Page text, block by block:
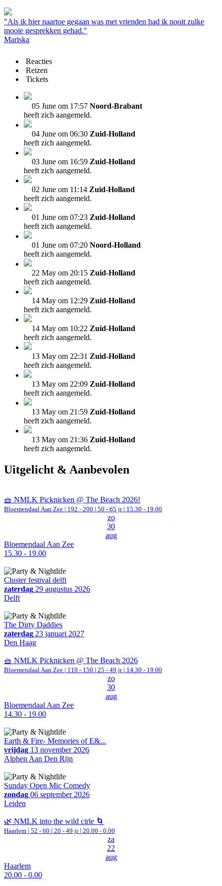
"Als ik hier naartoe gegaan was met vrienden had ik nooit zulke
mooie gesprekken gehad."
Mariska
Reacties
Reizen
Tickets
05 June om 17:57 Noord-Brabant
heeft zich aangemeld.
04 June om 06:30 Zuid-Holland
heeft zich aangemeld.
03 June om 16:59 Zuid-Holland
heeft zich aangemeld.
02 June om 11:14 Zuid-Holland
heeft zich aangemeld.
01 June om 07:23 Zuid-Holland
heeft zich aangemeld.
01 June om 07:20 Noord-Holland
heeft zich aangemeld.
22 May om 20:15 Zuid-Holland
heeft zich aangemeld.
14 May om 12:29 Zuid-Holland
heeft zich aangemeld.
14 May om 10:22 Zuid-Holland
heeft zich aangemeld.
13 May om 22:31 Zuid-Holland
heeft zich aangemeld.
13 May om 22:09 Zuid-Holland
heeft zich aangemeld.
13 May om 21:59 Zuid-Holland
heeft zich aangemeld.
13 May om 21:36 Zuid-Holland
heeft zich aangemeld.
Uitgelicht & Aanbevolen
🧺 NMLK Picknicken @ The Beach 2026!
Bloemendaal Aan Zee | 192 - 200 | 50 - 65 jr | 15.30 - 19.00
zo
30
aug
Bloemendaal Aan Zee
15.30 - 19.00
Cluster festival delft
zaterdag 29 augustus 2026
Delft
The Dirty Daddies
zaterdag 23 januari 2027
Den Haag
🧺 NMLK Picknicken @ The Beach 2026
Bloemendaal Aan Zee | 119 - 150 | 25 - 49 jr | 14.30 - 19.00
zo
30
aug
Bloemendaal Aan Zee
14.30 - 19.00
Earth & Fire- Memories of E&...
vrijdag 13 november 2026
Alphen Aan Den Rijn
Sunday Open Mic Comedy
zondag 06 september 2026
Leiden
🌿 NMLK into the wild cirle 🌀
Haarlem | 52 - 60 | 20 - 49 jr | 20.00 - 0.00
za
22
aug
Haarlem
20.00 - 0.00